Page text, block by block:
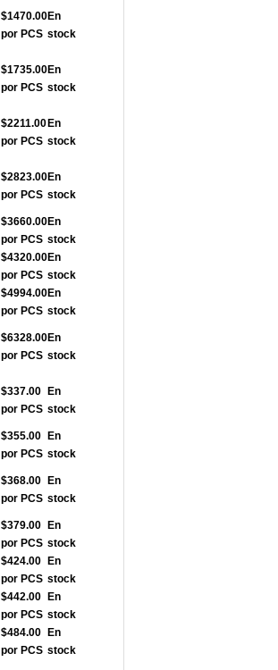
$1470.00
por PCS
En
stock
$1735.00
por PCS
En
stock
$2211.00
por PCS
En
stock
$2823.00
por PCS
En
stock
$3660.00
por PCS
En
stock
$4320.00
por PCS
En
stock
$4994.00
por PCS
En
stock
$6328.00
por PCS
En
stock
$337.00
por PCS
En
stock
$355.00
por PCS
En
stock
$368.00
por PCS
En
stock
$379.00
por PCS
En
stock
$424.00
por PCS
En
stock
$442.00
por PCS
En
stock
$484.00
por PCS
En
stock